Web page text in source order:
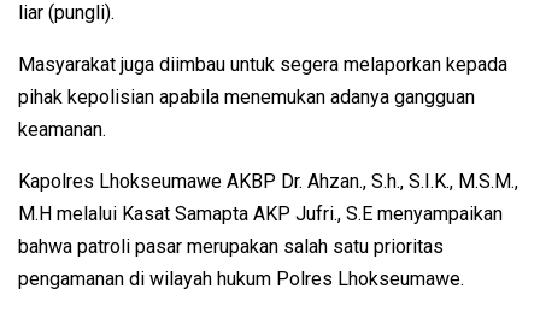
liar (pungli).
Masyarakat juga diimbau untuk segera melaporkan kepada
pihak kepolisian apabila menemukan adanya gangguan
keamanan.
Kapolres Lhokseumawe AKBP Dr. Ahzan., S.h., S.I.K., M.S.M.,
M.H melalui Kasat Samapta AKP Jufri., S.E menyampaikan
bahwa patroli pasar merupakan salah satu prioritas
pengamanan di wilayah hukum Polres Lhokseumawe.